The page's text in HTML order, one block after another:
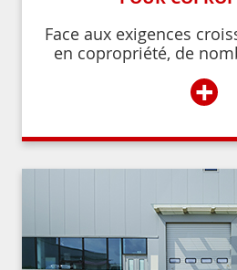
Face aux exigences
en copropriété, de
l’accès à l’immeuble
personnes autorisées
+